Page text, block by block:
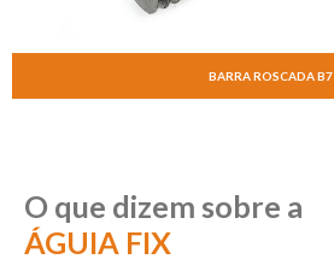
BARRA ROSCADA B7
O que dizem sobre a
ÁGUIA FIX